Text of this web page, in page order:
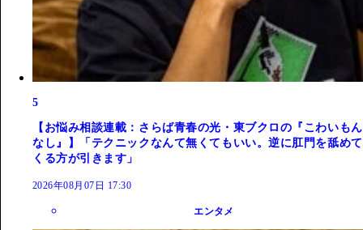
5
【お悩み相談連載：さらば青春の光・東ブクロの『こわいもん
なし』】「テクニックなんて無くてもいい。逆に肛門を舐めて
くる方が引きます」
2026年08月07日 17:30
エンタメ